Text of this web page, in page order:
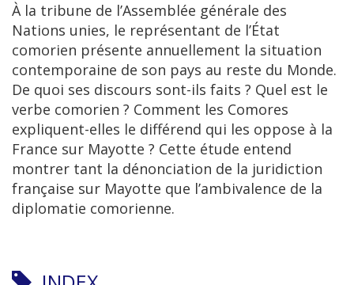
À la tribune de l’Assemblée générale des
Nations unies, le représentant de l’État
comorien présente annuellement la situation
contemporaine de son pays au reste du Monde.
De quoi ses discours sont-ils faits ? Quel est le
verbe comorien ? Comment les Comores
expliquent-elles le différend qui les oppose à la
France sur Mayotte ? Cette étude entend
montrer tant la dénonciation de la juridiction
française sur Mayotte que l’ambivalence de la
diplomatie comorienne.